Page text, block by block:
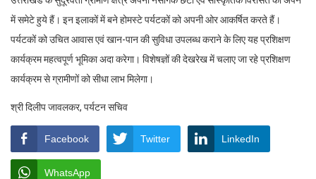
में समेटे हुये हैं। इन इलाकों में बने होमस्टे पर्यटकों को अपनी ओर आकर्षित करते हैं।
पर्यटकों को उचित आवास एवं खान-पान की सुविधा उपलब्ध कराने के लिए यह प्रशिक्षण
कार्यक्रम महत्वपूर्ण भूमिका अदा करेगा। विशेषज्ञों की देखरेख में चलाए जा रहे प्रशिक्षण
कार्यक्रम से ग्रामीणों को सीधा लाभ मिलेगा।
श्री दिलीप जावलकर, पर्यटन सचिव
Facebook Twitter LinkedIn
WhatsApp